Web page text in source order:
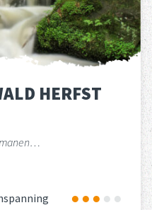
HERFST